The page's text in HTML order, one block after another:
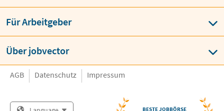
Für Arbeitgeber
Über jobvector
AGB Datenschutz Impressum
BESTE JOBBÖRSE